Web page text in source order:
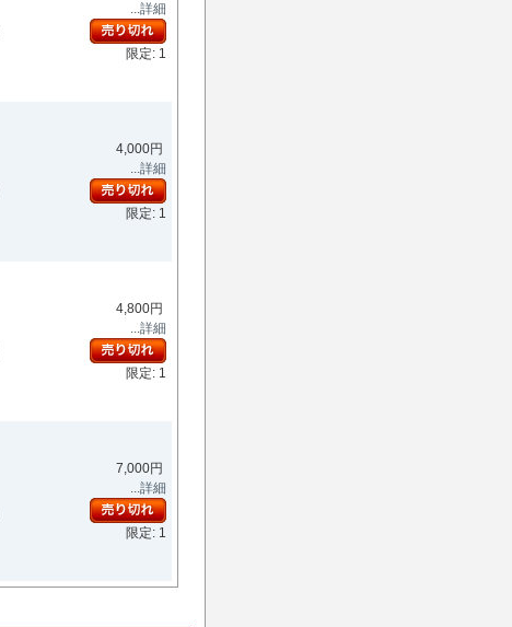
...詳細
限定: 1
4,000円
...詳細
限定: 1
4,800円
...詳細
限定: 1
7,000円
...詳細
限定: 1